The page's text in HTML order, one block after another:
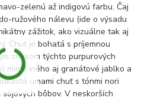
zelenú až indigovú farbu. Čaj
ružového nálevu (ide o výsadu
zážitok, ako vizuálne tak aj
Chuť je bohatá s príjemnou
znakom týchto purpurových
mimo iného aj granátové jablko a
umami chuť s tónmi nori
bôbov. V neskorších